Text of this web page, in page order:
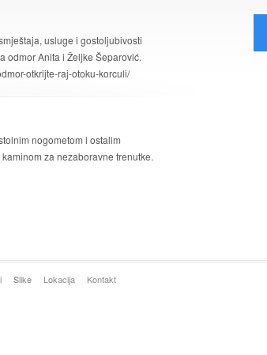
usluge i gostoljubivosti
odmor Anita i Željke Šeparović.
otkrijte-raj-otoku-korculi/
nogometom i ostalim
za nezaboravne trenutke.
Slike Lokacija Kontakt